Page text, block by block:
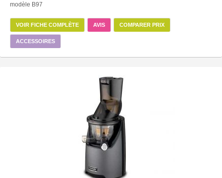
modèle B97
VOIR FICHE COMPLÈTE AVIS COMPARER PRIX
ACCESSOIRES